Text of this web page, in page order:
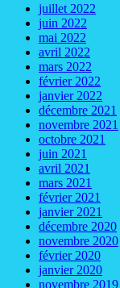
juillet 2022
juin 2022
mai 2022
avril 2022
mars 2022
février 2022
janvier 2022
décembre 2021
novembre 2021
octobre 2021
juin 2021
avril 2021
mars 2021
février 2021
janvier 2021
décembre 2020
novembre 2020
février 2020
janvier 2020
novembre 2019